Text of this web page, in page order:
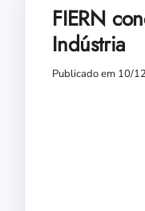
FIERN
Indústria
Publicado em 10/